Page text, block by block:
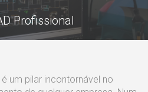
Profissional
um pilar incontornável no